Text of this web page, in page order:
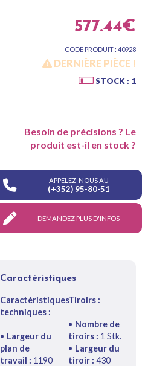
577.44€
CODE PRODUIT : 40928
DERNIÈRE PIÈCE !
STOCK : 1
Besoin de précisions ? Le
produit est-il en stock ?
APPELEZ-NOUS AU
(+352) 95-80-51
DEMANDEZ PLUS D'INFOS
Caractéristiques
Caractéristiques
techniques :
• Largeur du
plan de
travail : 1190
Tiroirs :
• Nombre de
tiroirs : 1 Stk.
• Largeur du
tiroir : 430